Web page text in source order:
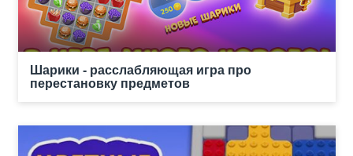
Шарики - расслабляющая игра про
перестановку предметов